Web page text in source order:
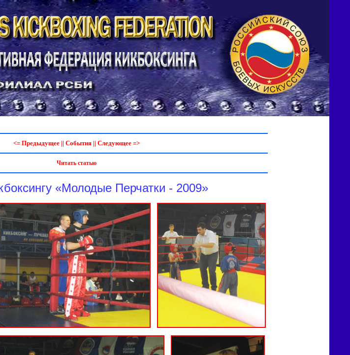
<= Предыдущее || События || Следующее =>
Читать статью
«Молодые Перчатки - 2009»